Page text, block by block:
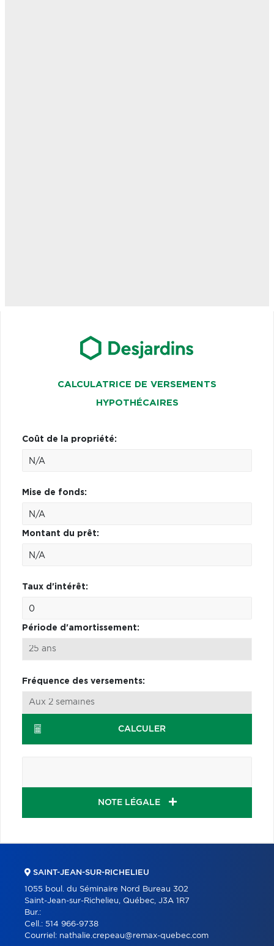
CALCULATRICE DE VERSEMENTS
HYPOTHÉCAIRES
Coût de la propriété:
Mise de fonds:
Montant du prêt:
Taux d'intérêt:
Période d'amortissement:
Fréquence des versements:
CALCULER
NOTE LÉGALE
SAINT-JEAN-SUR-RICHELIEU
1055 boul. du Séminaire Nord Bureau 302
Saint-Jean-sur-Richelieu, Québec, J3A 1R7
Bur.:
Cell.: 514 966-9738
Courriel: nathalie.crepeau@remax-quebec.com